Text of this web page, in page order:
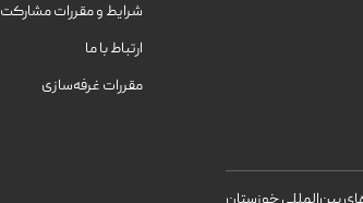
شرایط و مقررات مشارکت
ارتباط با ما
مقررات غرفه‌سازی